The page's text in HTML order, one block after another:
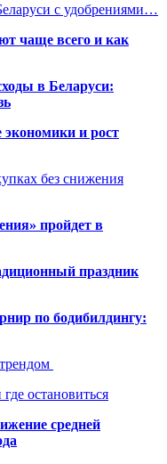
с удобрениями…
чаще всего и как
в Беларуси:
и рост
без снижения
пройдет в
праздник
по бодибилдингу:
остановиться
средней